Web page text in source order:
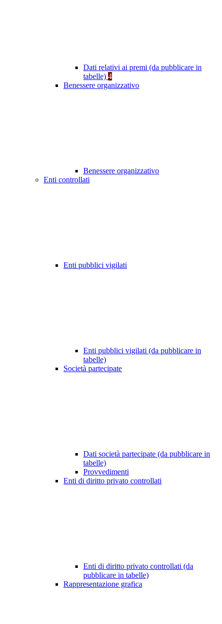
Dati relativi ai premi (da pubblicare in
tabelle) 4
Benessere organizzativo
Benessere organizzativo
Enti controllati
Enti pubblici vigilati
Enti pubblici vigilati (da pubblicare in
tabelle)
Società partecipate
Dati società partecipate (da pubblicare in
tabelle)
Provvedimenti
Enti di diritto privato controllati
Enti di diritto privato controllati (da
pubblicare in tabelle)
Rappresentazione grafica